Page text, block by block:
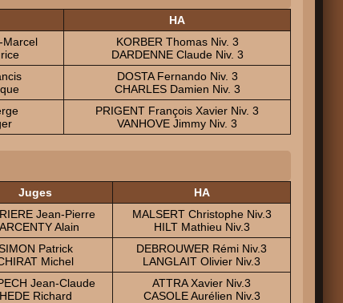
HA
Marcel
KORBER Thomas Niv. 3
DARDENNE Claude Niv. 3
DOSTA Fernando Niv. 3
CHARLES Damien Niv. 3
PRIGENT François Xavier Niv. 3
VANHOVE Jimmy Niv. 3
Juges HA
Jean-Pierre
Alain
MALSERT Christophe Niv.3
HILT Mathieu Niv.3
Patrick
Michel
DEBROUWER Rémi Niv.3
LANGLAIT Olivier Niv.3
Jean-Claude
HEDE Richard
ATTRA Xavier Niv.3
CASOLE Aurélien Niv.3